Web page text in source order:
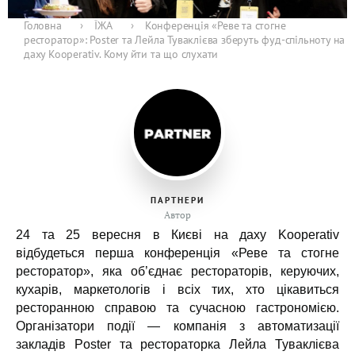
Головна › ЇЖА ›
Конференція «Реве та стогне
ресторатор»: Poster та Лейла Туваклієва зберуть фуд-спільноту на
даху Kooperativ. Кому йти та що слухати
ПАРТНЕРИ
Автор
24 та 25 вересня в Києві на даху Kooperativ
відбудеться перша конференція «Реве та стогне
ресторатор», яка об’єднає рестораторів, керуючих,
кухарів, маркетологів і всіх тих, хто цікавиться
ресторанною справою та сучасною гастрономією.
Організатори події — компанія з автоматизації
закладів Poster та рестораторка Лейла Туваклієва